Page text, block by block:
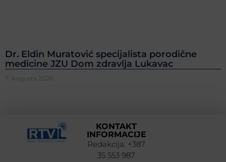
Dr. Eldin Muratović specijalista porodične
medicine JZU Dom zdravlja Lukavac
7. Augusta 2026.
KONTAKT
INFORMACIJE
Redakcija: +387
35 553 987